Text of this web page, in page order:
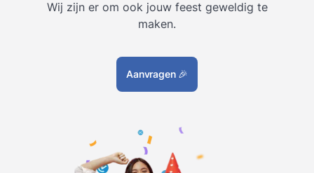
Wij zijn er om ook jouw feest geweldig te
maken.
Aanvragen 🎉